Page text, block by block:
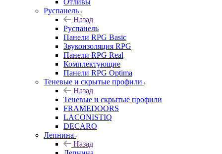
Отливы
Руспанель
Назад
Руспанель
Панели RPG Basic
Звукоизоляция RPG
Панели RPG Real
Комплектующие
Панели RPG Optima
Теневые и скрытые профили
Назад
Теневые и скрытые профили
FRAMEDOORS
LACONISTIQ
DECARO
Лепнина
Назад